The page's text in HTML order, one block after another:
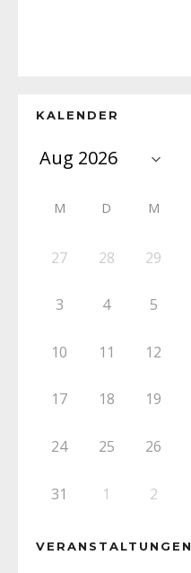
KALENDER
M D M
27 28 29
3 4 5
10 11 12
17 18 19
24 25 26
31 1 2
VERANSTALTUNGEN